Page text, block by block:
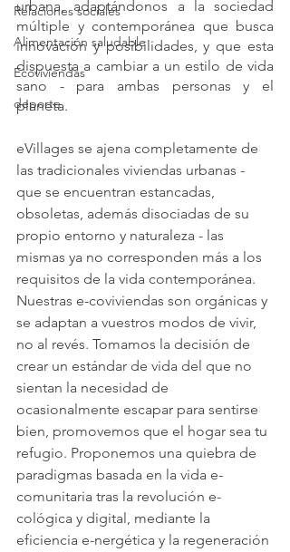
Relaciones sociales
Alimentación saludable
Ecoviviendas
deporte
urbana, adaptándonos a la sociedad
múltiple y contemporánea que busca
innovación y posibilidades, y que esta
dispuesta a cambiar a un estilo de vida
sano - para ambas personas y el
planeta.
eVillages se ajena completamente de
las tradicionales viviendas urbanas -
que se encuentran estancadas,
obsoletas, además disociadas de su
propio entorno y naturaleza - las
mismas ya no corresponden más a los
requisitos de la vida contemporánea.
Nuestras e-coviviendas son orgánicas y
se adaptan a vuestros modos de vivir,
no al revés. Tomamos la decisión de
crear un estándar de vida del que no
sientan la necesidad de
ocasionalmente escapar para sentirse
bien, promovemos que el hogar sea tu
refugio. Proponemos una quiebra de
paradigmas basada en la vida e-
comunitaria tras la revolución e-
cológica y digital, mediante la
eficiencia e-nergética y la regeneración